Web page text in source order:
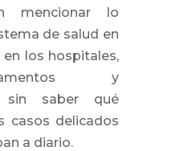
mencionar lo
de salud en
en los hospitales,
y
sin saber qué
casos delicados
a diario.